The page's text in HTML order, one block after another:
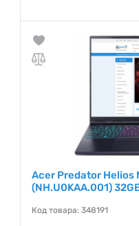
Гарантия:12 месяцев
Acer Predator Helios
(NH.U0KAA.001)
Код товара: 348191